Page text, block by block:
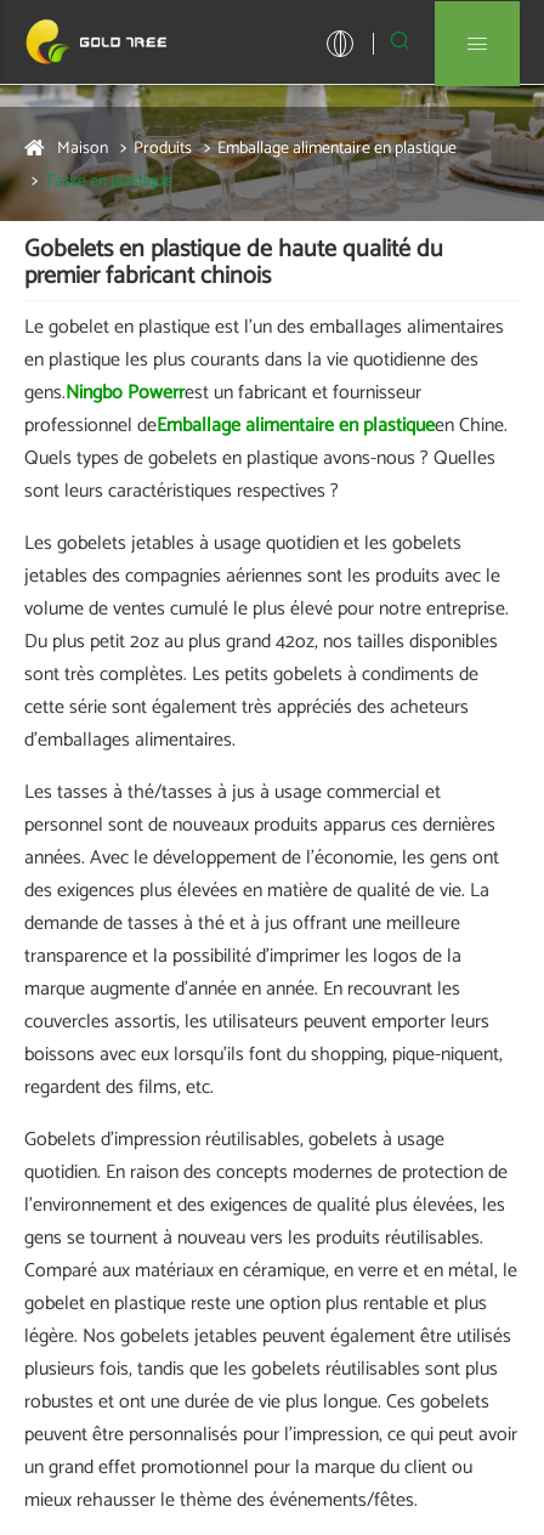
 
Maison Produits
Emballage alimentaire en plastique
Tasse en plastique
Gobelets en plastique de haute qualité du
premier fabricant chinois
Le gobelet en plastique est l'un des emballages alimentaires
en plastique les plus courants dans la vie quotidienne des
gens.Ningbo Powerrest un fabricant et fournisseur
professionnel deEmballage alimentaire en plastiqueen Chine.
Quels types de gobelets en plastique avons-nous ? Quelles
sont leurs caractéristiques respectives ?
Les gobelets jetables à usage quotidien et les gobelets
jetables des compagnies aériennes sont les produits avec le
volume de ventes cumulé le plus élevé pour notre entreprise.
Du plus petit 2oz au plus grand 42oz, nos tailles disponibles
sont très complètes. Les petits gobelets à condiments de
cette série sont également très appréciés des acheteurs
d'emballages alimentaires.
Les tasses à thé/tasses à jus à usage commercial et
personnel sont de nouveaux produits apparus ces dernières
années. Avec le développement de l’économie, les gens ont
des exigences plus élevées en matière de qualité de vie. La
demande de tasses à thé et à jus offrant une meilleure
transparence et la possibilité d'imprimer les logos de la
marque augmente d'année en année. En recouvrant les
couvercles assortis, les utilisateurs peuvent emporter leurs
boissons avec eux lorsqu'ils font du shopping, pique-niquent,
regardent des films, etc.
Gobelets d'impression réutilisables, gobelets à usage
quotidien. En raison des concepts modernes de protection de
l'environnement et des exigences de qualité plus élevées, les
gens se tournent à nouveau vers les produits réutilisables.
Comparé aux matériaux en céramique, en verre et en métal, le
gobelet en plastique reste une option plus rentable et plus
légère. Nos gobelets jetables peuvent également être utilisés
plusieurs fois, tandis que les gobelets réutilisables sont plus
robustes et ont une durée de vie plus longue. Ces gobelets
peuvent être personnalisés pour l'impression, ce qui peut avoir
un grand effet promotionnel pour la marque du client ou
mieux rehausser le thème des événements/fêtes.